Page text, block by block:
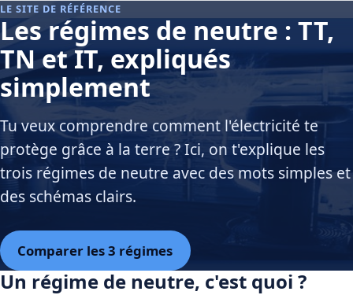
LE SITE DE RÉFÉRENCE
Les régimes de neutre : TT,
TN et IT, expliqués
simplement
Tu veux comprendre comment l'électricité te
protège grâce à la terre ? Ici, on t'explique les
trois régimes de neutre avec des mots simples et
des schémas clairs.
Comparer les 3 régimes
Un régime de neutre, c'est quoi ?